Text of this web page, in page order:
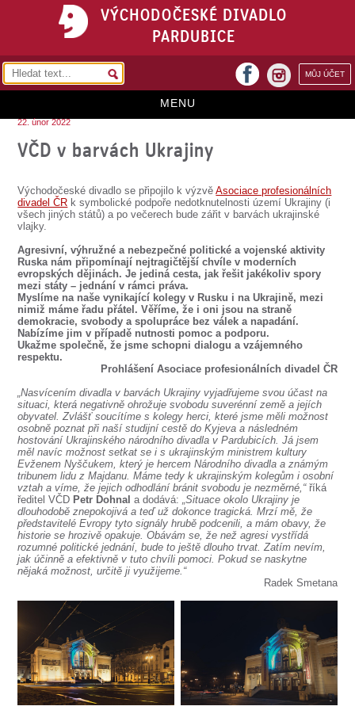
VÝCHODOČESKÉ DIVADLO
PARDUBICE
MŮJ ÚČET
facebook
MENU
REPERTOÁR
PŘEDPLATNÉ
KONTAKTY
O DIVADLE
DÁLE NABÍZÍME
22. únor 2022
VČD v barvách Ukrajiny
Východočeské divadlo se připojilo k výzvěAsociace profesionálních
divadel ČR k symbolické podpoře nedotknutelnosti území Ukrajiny (i
všech jiných států) a po večerech bude zářit v barvách ukrajinské
vlajky.
Agresivní, výhružné a nebezpečné politické a vojenské aktivity
Ruska nám připomínají nejtragičtější chvíle v moderních
evropských dějinách. Je jediná cesta, jak řešit jakékoliv spory
mezi státy – jednání v rámci práva.
Myslíme na naše vynikající kolegy v Rusku i na Ukrajině, mezi
nimiž máme řadu přátel. Věříme, že i oni jsou na straně
demokracie, svobody a spolupráce bez válek a napadání.
Nabízíme jim v případě nutnosti pomoc a podporu.
Ukažme společně, že jsme schopni dialogu a vzájemného
respektu.
Prohlášení Asociace profesionálních divadel ČR
„Nasvícením divadla v barvách Ukrajiny vyjadřujeme svou účast na
situaci, která negativně ohrožuje svobodu suverénní země a jejích
obyvatel. Zvlášť soucítíme s kolegy herci, které jsme měli možnost
osobně poznat při naší studijní cestě do Kyjeva a následném
hostování Ukrajinského národního divadla v Pardubicích.Já jsem
měl navíc možnost setkat se i s ukrajinským ministrem kultury
Evženem Nyščukem, který je hercem Národního divadla a známým
tribunem lidu z Majdanu. Máme tedy k ukrajinským kolegům i osobní
vztah a víme, že jejich odhodlání bránit svobodu je nezměrné,“říká
ředitel VČD Petr Dohnal a dodává:„Situace okolo Ukrajiny je
dlouhodobě znepokojivá a teď už dokonce tragická. Mrzí mě, že
představitelé Evropy tyto signály hrubě podcenili, a mám obavy, že
historie se hrozivě opakuje. Obávám se, že než agresi vystřídá
rozumné politické jednání, bude to ještě dlouho trvat. Zatím nevím,
jak účinně a efektivně v tuto chvíli pomoci. Pokud se naskytne
nějaká možnost, určitě ji využijeme.“
Radek Smetana